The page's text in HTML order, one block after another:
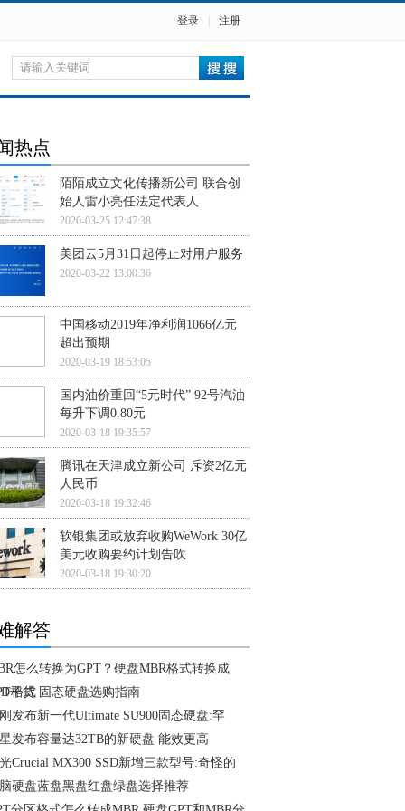
登录 注册
热点
陌陌成立文化传播新公司 联合创
始人雷小亮任法定代表人
2020-03-25 12:47:38
美团云5月31日起停止对用户服务
2020-03-22 13:00:36
中国移动2019年净利润1066亿元
超出预期
2020-03-19 18:53:05
国内油价重回“5元时代” 92号汽油
每升下调0.80元
2020-03-18 19:35:57
腾讯在天津成立新公司 斥资2亿元
人民币
2020-03-18 19:32:46
软银集团或放弃收购WeWork 30亿
美元收购要约计划告吹
2020-03-18 19:30:20
解答
怎么转换为GPT？硬盘MBR格式转换成
格式
干货 固态硬盘选购指南
发布新一代Ultimate SU900固态硬盘:罕
发布容量达32TB的新硬盘 能效更高
Crucial MX300 SSD新增三款型号:奇怪的
硬盘蓝盘黑盘红盘绿盘选择推荐